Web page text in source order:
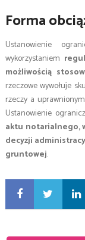
Forma
Ustanowienie
wykorzystaniem
możliwością
rzeczowe wywołuje
rzeczy a
Ustanowienie
aktu notarialnego,
decyzji
gruntowej.